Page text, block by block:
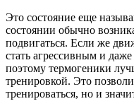
Это состояние еще
состоянии обычно
подвигаться. Если же
стать агрессивным и
поэтому термогеники
тренировкой. Это
тренироваться, но и